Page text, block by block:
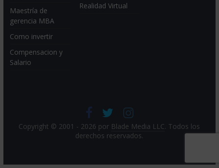
Maestría de
gerencia MBA
Como invertir
Compensacion y
Salario
Realidad Virtual
Copyright © 2001 - 2026 por Blade Media LLC. Todos los
derechos reservados.